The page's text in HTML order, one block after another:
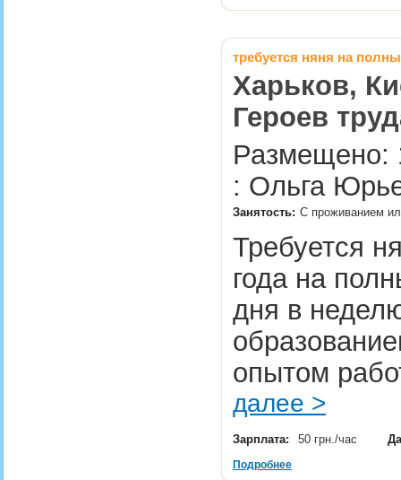
требуется няня на
Харьков,
Героев
Размещено:
: Ольга
Занятость: С проживанием
Требуется
года на
дня в
опытом
далее >
Зарплата: 50 грн./час
Подробнее